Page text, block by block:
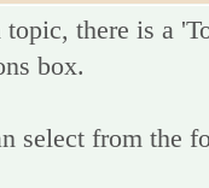
there is a
box.
select from the